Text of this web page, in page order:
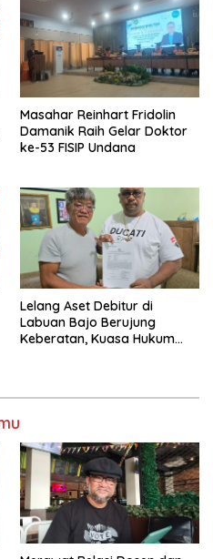
Masahar Reinhart Fridolin
Damanik Raih Gelar Doktor
ke-53 FISIP Undana
Lelang Aset Debitur di
Labuan Bajo Berujung
Keberatan, Kuasa Hukum